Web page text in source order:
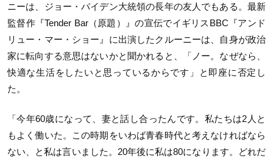
ニーは、ジョー・バイデン大統領の長年の友人でもある。最新
監督作『Tender Bar（原題）』の宣伝でイギリスBBC『アンド
リュー・マー・ショー』に出演したクルーニーは、自身が政治
家に転向する意思はないかと聞かれると、「ノー。なぜなら、
快適な生活をしたいと思っているからです」と即座に否定し
た。
「今年60歳になって、妻と話し合ったんです。私たちは2人と
もよく働いた。この時期をいわば青春時代と考えなければなら
ない、と私は言いました。20年後に私は80になります。どれだ